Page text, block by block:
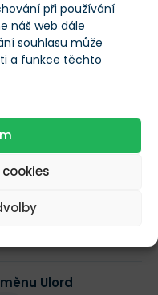
při používání
náš web dále
souhlasu může
a funkce těchto
0 %
Ulord